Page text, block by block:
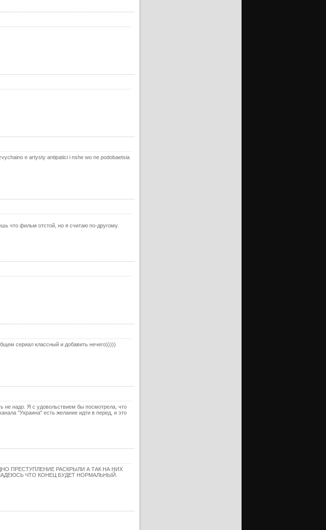
39 серия
45 серия
52 серия
58 серия
63 серия
67 серия
e artysty antipatici i nshe wo ne podobaetsia
что фильм отстой, но я считаю по-другому.
сериал классный и добавить нечего)))))
не надо. Я с удовольствием бы посмотрела, что
"Украина" есть желание идти в перед, и это
ПРЕСТУПЛЕНИЕ РАСКРЫЛИ А ТАК НА НИХ
ЧТО КОНЕЦ БУДЕТ НОРМАЛЬНЫЙ.